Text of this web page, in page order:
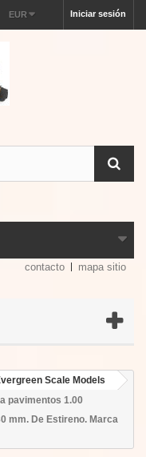
Iniciar sesión
EUR
contacto mapa sitio
Scale Models
pavimentos 1.00
mm. De Estireno. Marca